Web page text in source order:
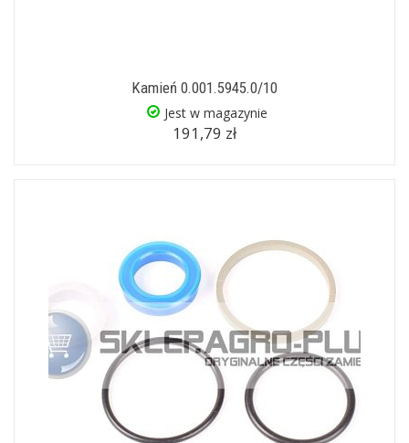
Kamień 0.001.5945.0/10
Jest w magazynie
191,79 zł